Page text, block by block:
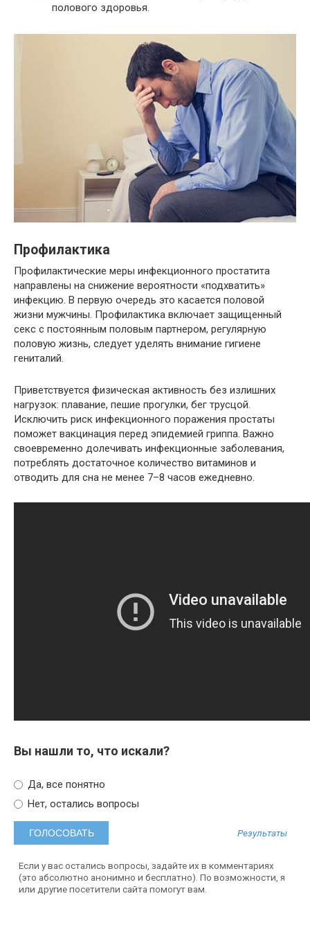
полового здоровья.
Профилактика
Профилактические меры инфекционного простатита
направлены на снижение вероятности «подхватить»
инфекцию. В первую очередь это касается половой
жизни мужчины. Профилактика включает защищенный
секс с постоянным половым партнером, регулярную
половую жизнь, следует уделять внимание гигиене
гениталий.
Приветствуется физическая активность без излишних
нагрузок: плавание, пешие прогулки, бег трусцой.
Исключить риск инфекционного поражения простаты
поможет вакцинация перед эпидемией гриппа. Важно
своевременно долечивать инфекционные заболевания,
потреблять достаточное количество витаминов и
отводить для сна не менее 7–8 часов ежедневно.
Вы нашли то, что искали?
Да, все понятно
Нет, остались вопросы
Результаты
Если у вас остались вопросы, задайте их в комментариях
(это абсолютно анонимно и бесплатно). По возможности, я
или другие посетители сайта помогут вам.